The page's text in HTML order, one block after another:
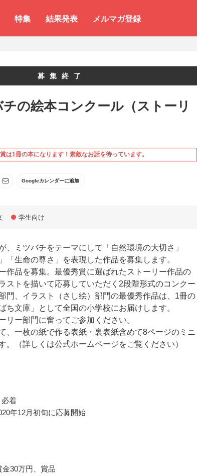
特集 結果発表 メルマガ登録
募集終了
の絵本コンクール（ストーリ
は1冊の本になります！素敵なお話を待っています。
Googleカレンダーに追加
学生向け
、ミツバチをテーマにして「自然環境の大切さ」
「生命の尊さ」を表現した作品を募集します。
作品を募集。最優秀賞に選ばれたストーリー作品の
ストを描いて応募していただく2段階形式のコンクー
門、イラスト（さし絵）部門の最優秀作品は、1冊の
ち文庫」として全国の小学校にお届けします。
リー部門に奮ってご参加ください。
、一枚の紙で作る表紙・裏表紙含めて8ページのミニ
。（詳しくは公式ホームページをご覧ください）
着
年12月初旬に応募開始
30万円、賞品